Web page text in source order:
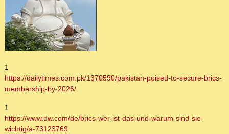
1
https://dailytimes.com.pk/1370590/pakistan-poised-to-secure-brics-
membership-by-2026/
1
https://www.dw.com/de/brics-wer-ist-das-und-warum-sind-sie-
wichtig/a-73123769